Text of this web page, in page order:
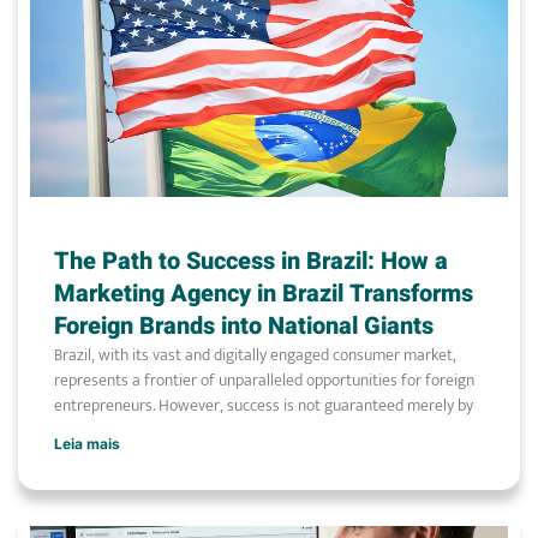
The Path to Success in Brazil: How a
Marketing Agency in Brazil Transforms
Foreign Brands into National Giants
Brazil, with its vast and digitally engaged consumer market,
represents a frontier of unparalleled opportunities for foreign
entrepreneurs. However, success is not guaranteed merely by
Leia mais